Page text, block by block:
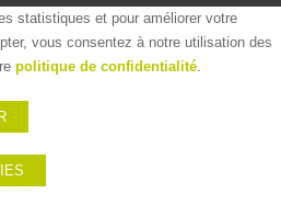
statistiques et pour améliorer votre
vous consentez à notre utilisation des
politique de confidentialité.